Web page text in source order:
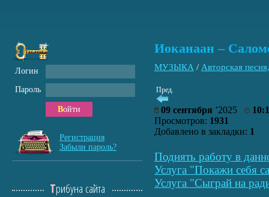
Иоканаан –
МУЗЫКА / Авторская
Пред.
09 сентября ’2025
Просмотров: 1931
Добавлено в закладки: 1
Поднять работу в
Услуга "Покажи себя
Услуга "Сыграй на
Логин
Пароль
Войти
Регистрация
Забыли пароль?
Трибуна сайта